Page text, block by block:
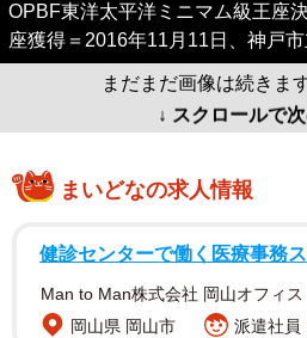
OPBF東洋太平洋ミニマム級王座
座獲得＝2016年11月11日、神戸
まだまだ画像は続きま
↓ スクロールで
まいどなの求人情報
健診センターで働く医療事務
Man to Man株式会社 岡山オフィス
岡山県 岡山市
派遣社員